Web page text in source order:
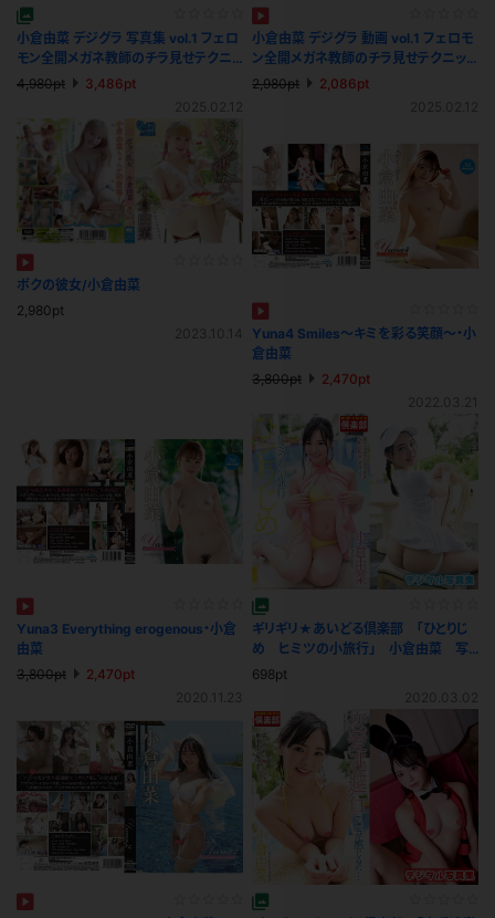
小倉由菜 デジグラ 写真集 vol.1 フェロ
モン全開メガネ教師のチラ見せテクニ
ック
4,980pt
3,486pt
小倉由菜 デジグラ 動画 vol.1 フェロモ
ン全開メガネ教師のチラ見せテクニッ
ク
2,980pt
2,086pt
ボクの彼女/小倉由菜
2,980pt
2023.10.14
Yuna4 Smiles～キミを彩る笑顔～・小
倉由菜
3,800pt
2,470pt
2022.03.21
Yuna3 Everything erogenous・小倉
由菜
3,800pt
2,470pt
2020.11.23
ギリギリ★あいどる倶楽部 「ひとりじ
め ヒミツの小旅行」 小倉由菜 写
真集
698pt
2020.03.02